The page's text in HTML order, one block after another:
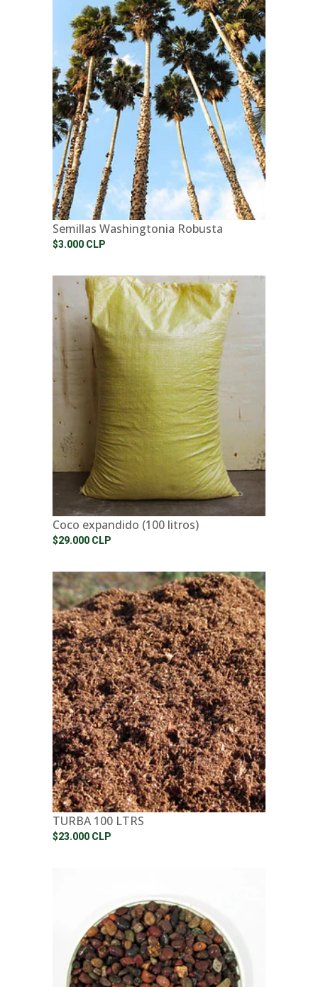
Semillas Washingtonia Robusta
$3.000 CLP
Coco expandido (100 litros)
$29.000 CLP
TURBA 100 LTRS
$23.000 CLP